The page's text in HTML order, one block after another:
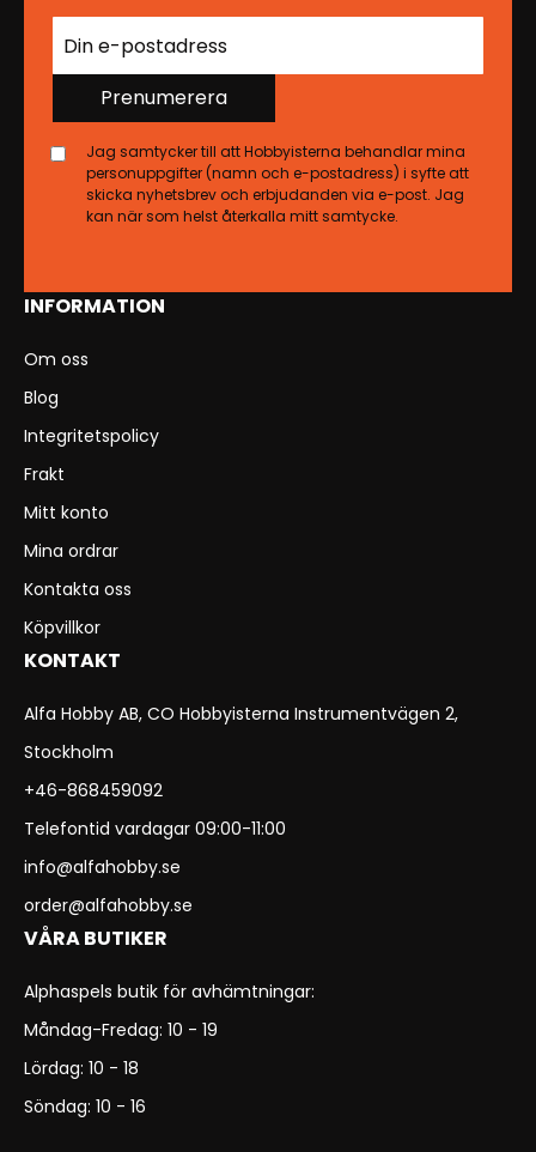
INFORMATION
Om oss
Blog
Integritetspolicy
Frakt
Mitt konto
Mina ordrar
Kontakta oss
Köpvillkor
KONTAKT
Alfa Hobby AB, CO Hobbyisterna Instrumentvägen 2,
Stockholm
+46-868459092
Telefontid vardagar 09:00-11:00
info@alfahobby.se
order@alfahobby.se
VÅRA BUTIKER
Alphaspels butik för avhämtningar:
Måndag-Fredag: 10 - 19
Lördag: 10 - 18
Söndag: 10 - 16
Prenumerera
Jag samtycker till att Hobbyisterna behandlar mina
personuppgifter (namn och e-postadress) i syfte att
skicka nyhetsbrev och erbjudanden via e-post. Jag
kan när som helst återkalla mitt samtycke.